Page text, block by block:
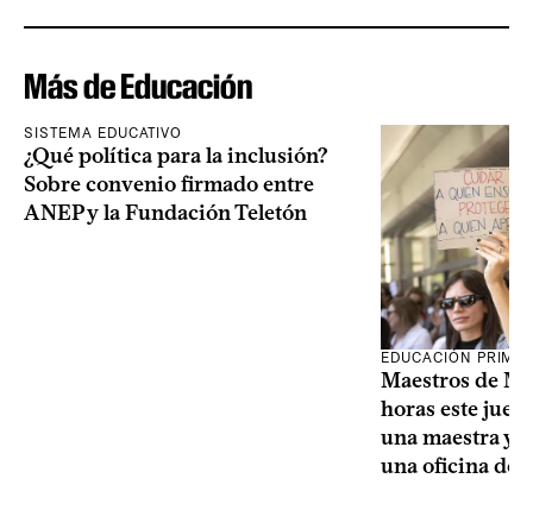
Más de Educación
SISTEMA EDUCATIVO
¿Qué política para la inclusión?
Sobre convenio firmado entre
ANEP y la Fundación Teletón
EDUCACIÓN
Maestros de
horas este
una maestra y
una oficina de